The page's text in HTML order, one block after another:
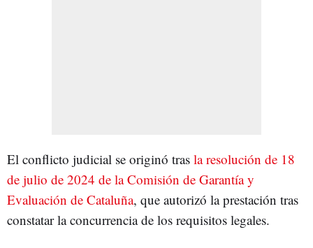
El conflicto judicial se originó tras la resolución de 18
de julio de 2024 de la Comisión de Garantía y
Evaluación de Cataluña, que autorizó la prestación tras
constatar la concurrencia de los requisitos legales.